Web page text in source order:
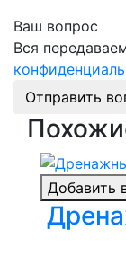
Ваш вопрос
Вся
Отправить
Добавить